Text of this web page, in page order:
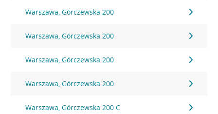
Warszawa, Górczewska 200
Warszawa, Górczewska 200
Warszawa, Górczewska 200
Warszawa, Górczewska 200
Warszawa, Górczewska 200 C